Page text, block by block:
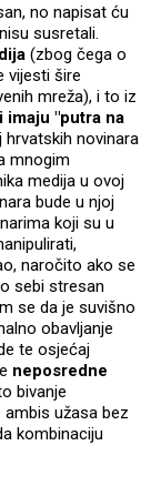
no napisat ću
susretali.
(zbog čega o
vijesti šire
mreža), i to iz
imaju "putra na
hrvatskih novinara
mnogim
medija u ovoj
bude u njoj
koji su u
naročito ako se
sebi stresan
se da je suvišno
obavljanje
te osjećaj
neposredne
bivanje
užasa bez
kombinaciju